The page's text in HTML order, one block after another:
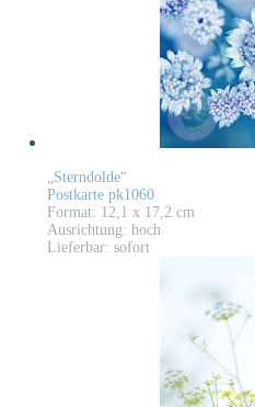
„Sterndolde“
Postkarte pk1060
Format: 12,1 x 17,2 cm
Ausrichtung: hoch
Lieferbar: sofort